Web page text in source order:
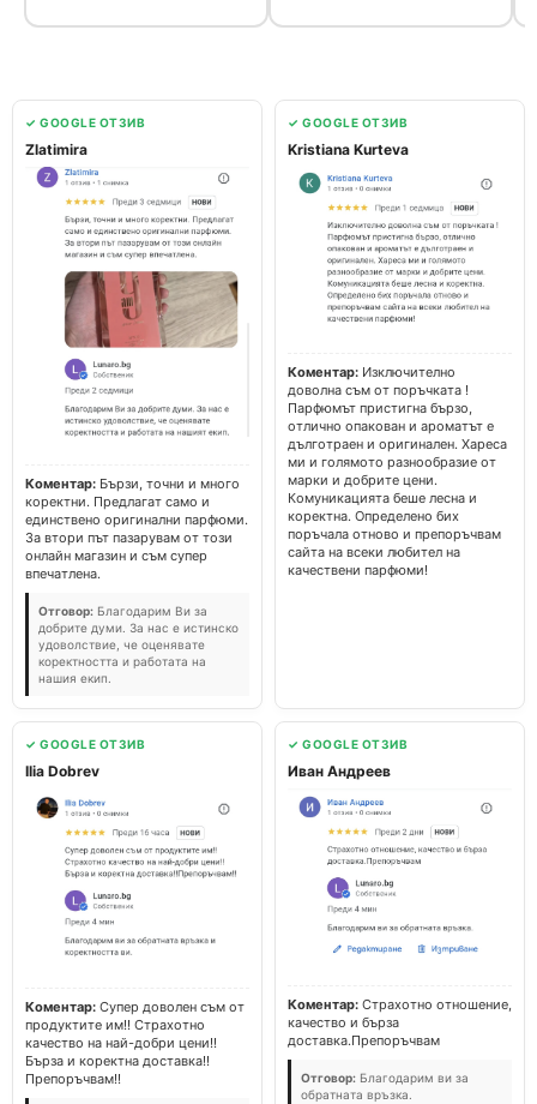
✓ GOOGLE ОТЗИВ
Zlatimira
Коментар: Бързи, точни и много
коректни. Предлагат само и
единствено оригинални парфюми.
За втори път пазарувам от този
онлайн магазин и съм супер
впечатлена.
Отговор: Благодарим Ви за
добрите думи. За нас е истинско
удоволствие, че оценявате
коректността и работата на
нашия екип.
✓ GOOGLE ОТЗИВ
Kristiana Kurteva
Коментар: Изключително
доволна съм от поръчката !
Парфюмът пристигна бързо,
отлично опакован и ароматът е
дълготраен и оригинален. Хареса
ми и голямото разнообразие от
марки и добрите цени.
Комуникацията беше лесна и
коректна. Определено бих
поръчала отново и препоръчвам
сайта на всеки любител на
качествени парфюми!
✓ GOOGLE ОТЗИВ
Ilia Dobrev
Коментар: Супер доволен съм от
продуктите им!! Страхотно
качество на най-добри цени!!
Бърза и коректна доставка!!
Препоръчвам!!
✓ GOOGLE ОТЗИВ
Иван Андреев
Коментар: Страхотно отношение,
качество и бърза
доставка.Препоръчвам
Отговор: Благодарим ви за
обратната връзка.